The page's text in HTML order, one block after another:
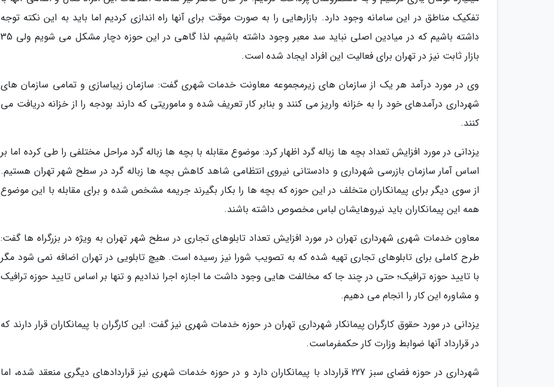
تفکیک مناطق در این سامانه وجود دارد. بازارهایی را به صورت موقت برای آنها راه اندازی کردیم اما باید به این نکته توجه
داشته باشیم که در میادین اصلی نباید سد معبر وجود داشته باشیم، لذا گاهی در این حوزه دچار مشکل می شویم ولی 35
بازار ثابت نیز در تهران برای فعالیت این افراد ایجاد شده است.
وی در مورد درآمد هر یک از سازمان های زیرمجموعه معاونت خدمات شهری گفت: سازمان زیباسازی و تمامی سازمان های
شهرداری درآمدهای خود را به خزانه واریز می کنند و بنابر کار تعریف شده و ماموریتی که دارند بودجه را از خزانه دریافت می
کنند.
یزدانی در مورد افزایش تعداد بچه ها زباله گرد اظهار کرد: موضوع مقابله با بچه ها زباله گرد مراحل مختلفی را طی کرده اما بر
اساس آمار سازمان بازرسی شهرداری و دادستانی نیروی انتظامی شاهد کاهش بچه ها زباله گرد در سطح شهر تهران هستیم.
از سوی دیگر برای پیمانکاران متخلف در این حوزه که بچه ها را بکار بگیرند جریمه مشخص شده و برای مقابله با این موضوع
همه این پیمانکاران باید نیروهایشان لباس مخصوص داشته باشند.
معاون خدمات شهری شهرداری تهران در مورد افزایش تعداد تابلوهای تجاری در سطح شهر تهران به ویژه در بزرگراه ها گفت:
طرح کاملی برای تابلوهای تجاری تهیه شده که به تصویب شورا نیز رسیده است. هیچ تابلویی در تهران اضافه نمی شود مگر
با تایید حوزه ترافیک؛ حتی در چند جا که مخالفت هایی وجود داشت ما اجازه اجرا ندادیم و تنها بر اساس تایید حوزه ترافیک
و مشاوره این کار را انجام می دهیم.
یزدانی در مورد حقوق کارگران پیمانکار شهرداری تهران در حوزه خدمات شهری نیز گفت: این کارگران با پیمانکاران قرار دارند که
در قرارداد آنها ضوابط وزارت کار حکمفرماست.
شهرداری در حوزه فضای سبز 227 قرارداد با پیمانکاران دارد و در حوزه خدمات شهری نیز قراردادهای دیگری منعقد شده، اما